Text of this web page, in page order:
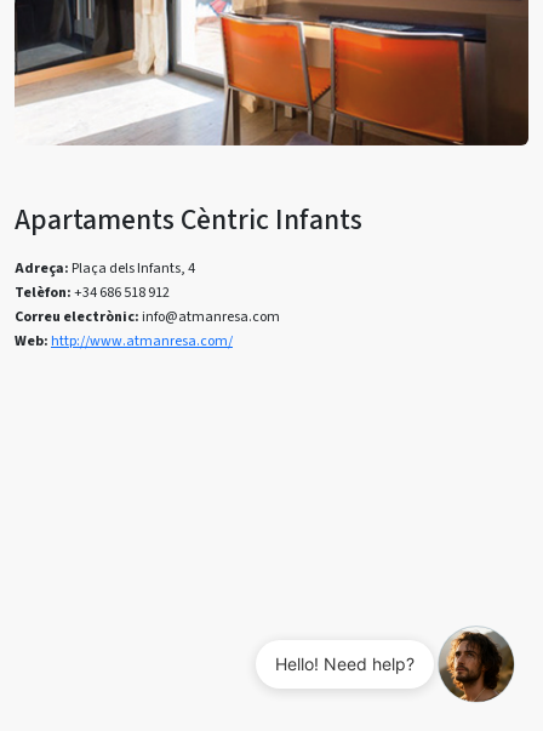
Apartaments Cèntric Infants
Adreça: Plaça dels Infants, 4
Telèfon:+34 686 518 912
Correu electrònic: info@atmanresa.com
Web:http://www.atmanresa.com/
Hello! Need help?